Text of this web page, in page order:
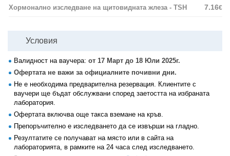
Хормонално изследване на щитовидната жлеза - TSH 7.16€
Условия
Валидност на ваучера: от 17 Март до 18 Юли 2025г.
Офертата не важи за официалните почивни дни.
Не е необходима предварителна резервация. Клиентите с
ваучери ще бъдат обслужвани според заетостта на избраната
лаборатория.
Офертата включва още такса вземане на кръв.
Препоръчително е изследването да се извърши на гладно.
Резултатите се получават на място или в сайта на
лабораторията, в рамките на 24 часа след изследването.